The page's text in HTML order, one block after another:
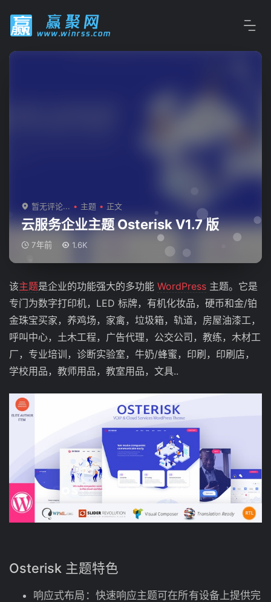
暂无评论... 主题 正文
云服务企业主题 Osterisk V1.7 版
7年前 1.6K
该主题是企业的功能强大的多功能 WordPress 主题。它是
专门为数字打印机，LED 标牌，有机化妆品，硬币和金/铂
金珠宝买家，养鸡场，家禽，垃圾箱，轨道，房屋油漆工，
呼叫中心，土木工程，广告代理，公交公司，教练，木材工
厂，专业培训，诊断实验室，牛奶/蜂蜜，印刷，印刷店，
学校用品，教师用品，教室用品，文具..
Osterisk 主题特色
响应式布局：快速响应主题可在所有设备上提供完